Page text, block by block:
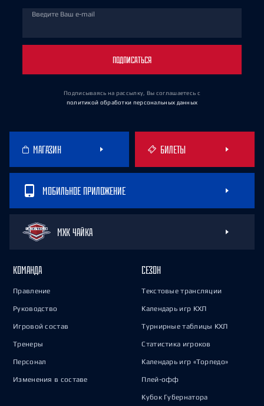
Введите Ваш e-mail
ПОДПИСАТЬСЯ
Подписываясь на рассылку, Вы соглашаетесь с
политикой обработки персональных данных
МАГАЗИН БИЛЕТЫ
МОБИЛЬНОЕ ПРИЛОЖЕНИЕ
МХК ЧАЙКА
КОМАНДА
Правление
Руководство
Игровой состав
Тренеры
Персонал
Изменения в составе
СЕЗОН
Текстовые трансляции
Календарь игр КХЛ
Турнирные таблицы КХЛ
Статистика игроков
Календарь игр «Торпедо»
Плей-офф
Кубок Губернатора